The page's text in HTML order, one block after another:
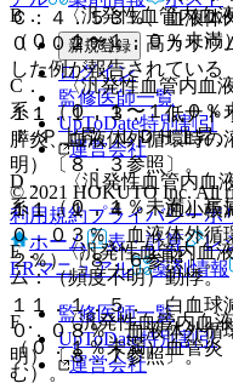
B． 〈汎発性血管内血
（０．１〜１．０％未
C． 〈汎発性血管内血
系：（０．１〜１．０％
ｌ−Ｐ上昇、ＬＤＨ上昇
D． 〈汎発性血管内血
系：（０．１％未満）高
E． 〈汎発性血管内血
ム：（頻度不明）動悸。
F． 〈汎発性血管内血
（０．１％未満）血管炎
む）。
Ｃ：４．５３％、血液体
０．０２％）：高カリ
した例が報告されている
１１．１．３． 低ナト
膵炎、血液体外循環時の
明）〔８．３参照〕。
１１．１．４． 血小板
０．０３％、血液体外循
２％）〔８．６参照〕。
１１．１．５． 白血球
０．０８％、血液体外循
明）〔８．７参照〕。
新規登録
ログイン
監修医師一覧
UpToDate特別割引
運営会社
© 2021 HOKUTO Inc. All
利用規約プライバシーポ
ホーム
表・計算 レ
ERマニュアル
薬剤情報
監修医師一覧
UpToDate特別割引
運営会社